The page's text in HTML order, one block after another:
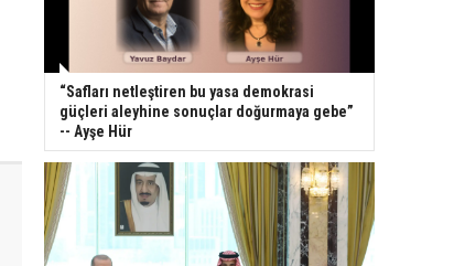
“Safları netleştiren bu yasa demokrasi
güçleri aleyhine sonuçlar doğurmaya gebe”
-- Ayşe Hür